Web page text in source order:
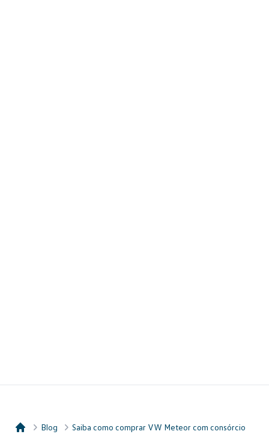
Blog Saiba como comprar VW Meteor com consórcio